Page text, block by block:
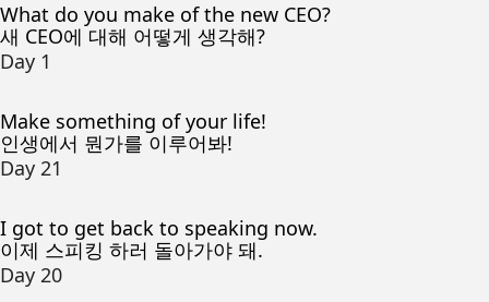
What do you make of the new CEO?
새 CEO에 대해 어떻게 생각해?
Day 1
Make something of your life!
인생에서 뭔가를 이루어봐!
Day 21
I got to get back to speaking now.
이제 스피킹 하러 돌아가야 돼.
Day 20